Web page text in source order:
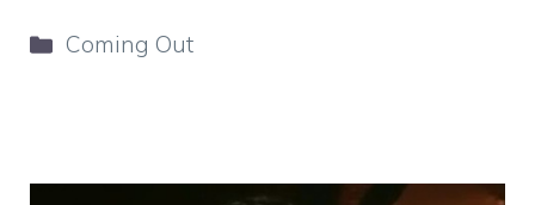
Categorie
Coming Out